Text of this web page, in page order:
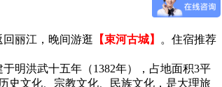
回丽江，晚间游逛 【束河古城】
。住宿推荐
明洪武十五年（1382年），占地面积3平
史文化、宗教文化、民族文化，是大理旅